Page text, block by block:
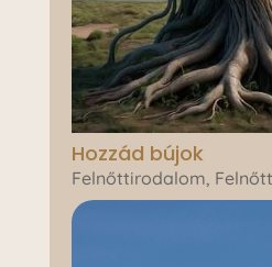
Hozzád bújok
Felnőttirodalom,